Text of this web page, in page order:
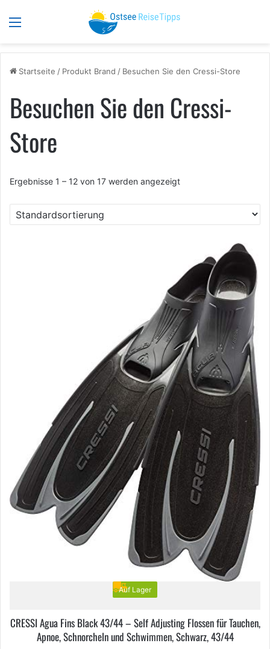
Menü
Startseite / Produkt Brand / Besuchen Sie den Cressi-Store
Besuchen Sie den Cressi-
Store
Ergebnisse 1 – 12 von 17 werden angezeigt
Auf Lager
CRESSI Agua Fins Black 43/44 – Self Adjusting Flossen für Tauchen,
Apnoe, Schnorcheln und Schwimmen, Schwarz, 43/44